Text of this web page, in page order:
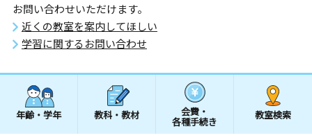
お問い合わせいただけます。
近くの教室を案内してほしい
学習に関するお問い合わせ
年齢・学年 教科・教材 会費・
各種手続き
教室検索